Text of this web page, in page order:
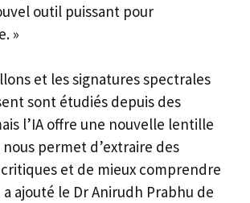
outil puissant pour
»
et les signatures spectrales
sont étudiés depuis des
l’IA offre une nouvelle lentille
permet d’extraire des
et de mieux comprendre
ajouté le Dr Anirudh Prabhu de